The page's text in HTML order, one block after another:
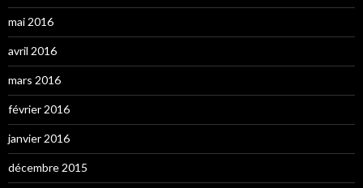
mai 2016
avril 2016
mars 2016
février 2016
janvier 2016
décembre 2015